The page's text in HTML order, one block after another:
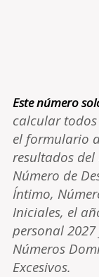
Este número
calcular
el formulario
resultados
Número de
Íntimo,
Iniciales, el
personal
Números
Excesivos.